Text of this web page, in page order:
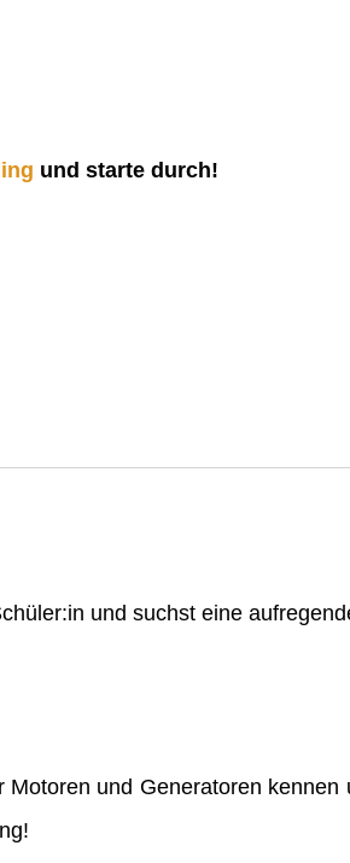
und starte durch!
und suchst eine
und Generatoren